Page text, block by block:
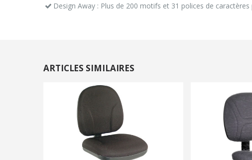
Design Away : Plus de 200 motifs et 31 polices de
ARTICLES SIMILAIRES